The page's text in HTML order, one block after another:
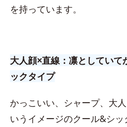
を持っています。
大人顔×直線：凛としてい
ックタイプ
かっこいい、シャープ、大
いうイメージのクール&シッ